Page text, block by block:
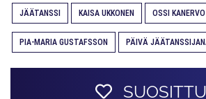
JÄÄTANSSI KAISA UKKONEN OSSI KANERVO
PIA-MARIA GUSTAFSSON PÄIVÄ